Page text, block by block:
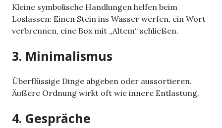
Kleine symbolische Handlungen helfen beim
Loslassen: Einen Stein ins Wasser werfen, ein Wort
verbrennen, eine Box mit „Altem“ schließen.
3. Minimalismus
Überflüssige Dinge abgeben oder aussortieren.
Äußere Ordnung wirkt oft wie innere Entlastung.
4. Gespräche